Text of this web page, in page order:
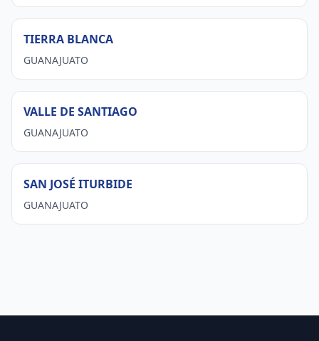
TIERRA BLANCA
GUANAJUATO
VALLE DE SANTIAGO
GUANAJUATO
SAN JOSÉ ITURBIDE
GUANAJUATO